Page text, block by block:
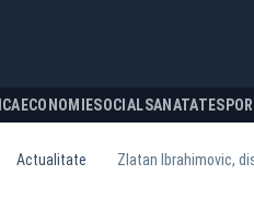
ECONOMIESOCIALSANATATE
Actualitate Zlatan Ibrahimovic,